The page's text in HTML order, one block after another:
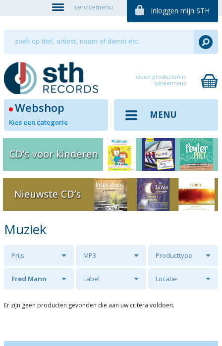
servicemenu inloggen mijn STH
Geen producten in
winkelmand
Webshop
Kies een categorie
MENU
Muziek
Prijs MP3 Producttype
Fred Mann Label Locatie
Er zijn geen producten gevonden die aan uw critera voldoen.